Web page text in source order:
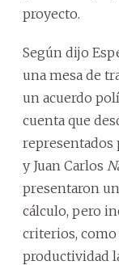
proyecto.
Según dijo
una mesa de
un acuerdo
cuenta que
representados
y Juan Carlos
presentaron
cálculo, pero
criterios,
productividad